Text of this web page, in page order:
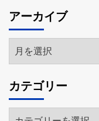
アーカイブ
ア
ー
イ
ブ
カテゴリー